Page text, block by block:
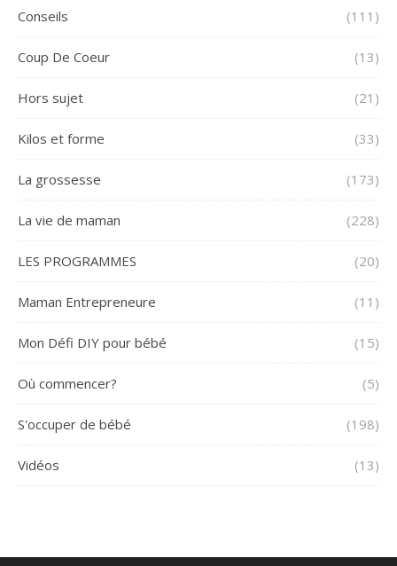
Conseils (111)
Coup De Coeur (13)
Hors sujet (21)
Kilos et forme (33)
La grossesse (173)
La vie de maman (228)
LES PROGRAMMES (20)
Maman Entrepreneure (11)
Mon Défi DIY pour bébé (15)
Où commencer? (5)
S'occuper de bébé (198)
Vidéos (13)